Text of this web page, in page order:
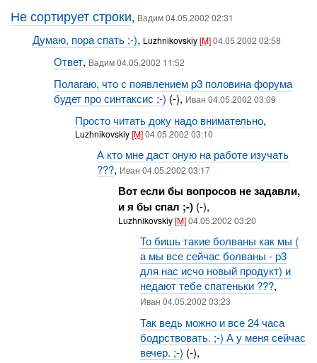
Не сортирует строки, Вадим 04.05.2002 02:31
Думаю, пора спать ;-), Luzhnikovskiy[M] 04.05.2002 02:58
Ответ, Вадим 04.05.2002 11:52
Полагаю, что с появлением p3 половина форума
будет про синтаксис ;-) (-), Иван 04.05.2002 03:09
Просто читать доку надо внимательно,
Luzhnikovskiy[M]04.05.2002 03:10
А кто мне даст оную на работе изучать
???, Иван 04.05.2002 03:17
Вот если бы вопросов не задавли,
и я бы спал ;-) (-),
Luzhnikovskiy[M]04.05.2002 03:20
То бишь такие болваны как мы (
а мы все сейчас болваны - p3
для нас исчо новый продукт) и
недают тебе спатеньки ???,
Иван 04.05.2002 03:23
Так ведь можно и все 24 часа
бодрствовать. ;-) А у меня сейчас
вечер. ;-) (-),